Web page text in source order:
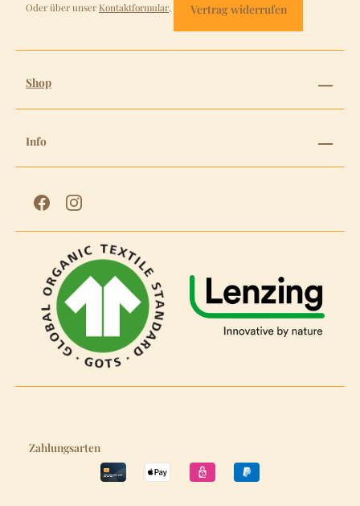
Oder über unser Kontaktformular. Vertrag widerrufen
Shop
Info
Zahlungsarten